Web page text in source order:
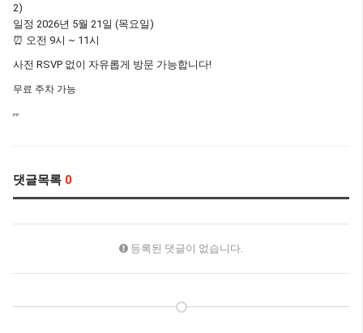
2)
일정 2026년 5월 21일 (목요일)
⏰ 오전 9시 ~ 11시
사전 RSVP 없이 자유롭게 방문 가능합니다!
무료 주차 가능
댓글목록 0
등록된 댓글이 없습니다.